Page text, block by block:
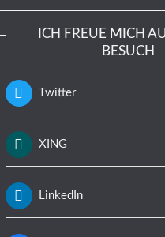
ICH FREUE MICH
BESUCH
Twitter
XING
LinkedIn